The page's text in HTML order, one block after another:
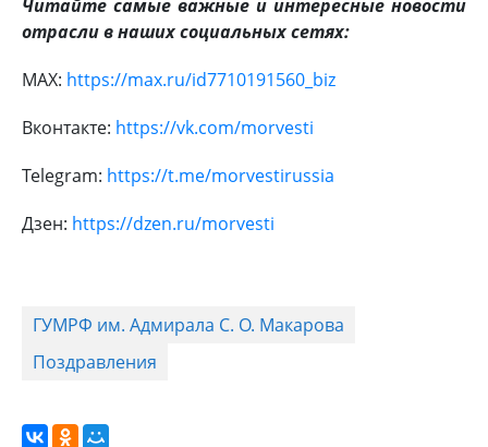
Читайте самые важные и интересные новости
отрасли в наших социальных сетях:
MAX: https://max.ru/id7710191560_biz
Вконтакте: https://vk.com/morvesti
Telegram: https://t.me/morvestirussia
Дзен: https://dzen.ru/morvesti
ГУМРФ им. Адмирала С. О. Макарова
Поздравления